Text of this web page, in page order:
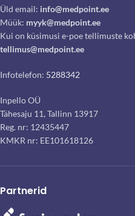
Üld email: info@medpoint.ee
Müük: myyk@medpoint.ee
Kui on küsimusi e-poe tellimuste
tellimus@medpoint.ee
Infotelefon: 5288342
Inpello OÜ
Tähesaju 11, Tallinn 13917
Reg. nr: 12435447
KMKR nr: EE101618126
Partnerid